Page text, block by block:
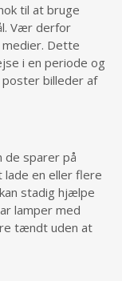
til at bruge
Vær derfor
Dette
i en periode og
billeder af
de sparer på
lade en eller flere
stadig hjælpe
lamper med
tændt uden at